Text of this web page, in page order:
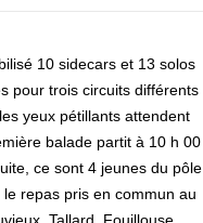
10 sidecars et 13 solos
pour trois circuits différents
yeux pétillants attendent
balade partit à 10 h 00
ce sont 4 jeunes du pôle
repas pris en commun au